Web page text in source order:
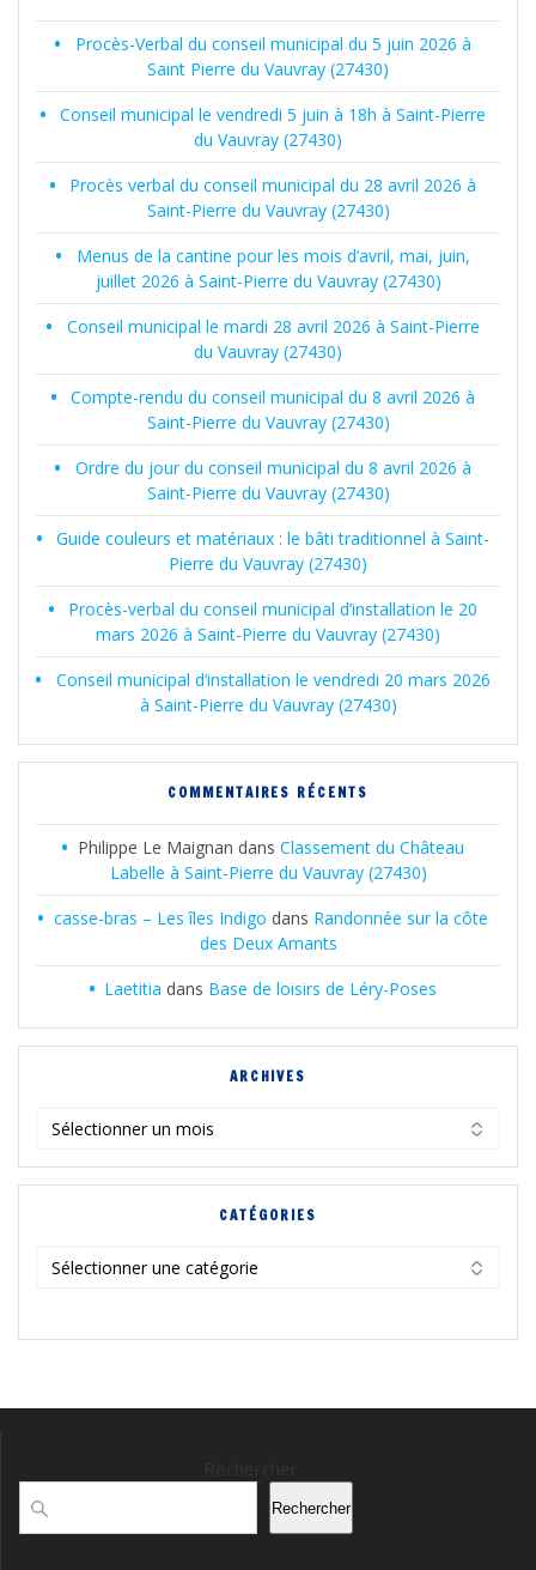
Procès-Verbal du conseil municipal du 5 juin 2026 à
Saint Pierre du Vauvray (27430)
Conseil municipal le vendredi 5 juin à 18h à Saint-Pierre
du Vauvray (27430)
Procès verbal du conseil municipal du 28 avril 2026 à
Saint-Pierre du Vauvray (27430)
Menus de la cantine pour les mois d’avril, mai, juin,
juillet 2026 à Saint-Pierre du Vauvray (27430)
Conseil municipal le mardi 28 avril 2026 à Saint-Pierre
du Vauvray (27430)
Compte-rendu du conseil municipal du 8 avril 2026 à
Saint-Pierre du Vauvray (27430)
Ordre du jour du conseil municipal du 8 avril 2026 à
Saint-Pierre du Vauvray (27430)
Guide couleurs et matériaux : le bâti traditionnel à Saint-
Pierre du Vauvray (27430)
Procès-verbal du conseil municipal d’installation le 20
mars 2026 à Saint-Pierre du Vauvray (27430)
Conseil municipal d’installation le vendredi 20 mars 2026
à Saint-Pierre du Vauvray (27430)
COMMENTAIRES RÉCENTS
Philippe Le Maignan dans Classement du Château
Labelle à Saint-Pierre du Vauvray (27430)
casse-bras – Les îles Indigo dans Randonnée sur la côte
des Deux Amants
Laetitia dans Base de loisirs de Léry-Poses
ARCHIVES
CATÉGORIES
Rechercher